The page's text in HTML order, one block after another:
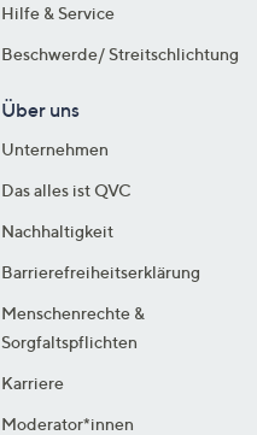
Hilfe & Service
Beschwerde/ Streitschlichtung
Über uns
Unternehmen
Das alles ist QVC
Nachhaltigkeit
Barrierefreiheitserklärung
Menschenrechte &
Sorgfaltspflichten
Karriere
Moderator*innen